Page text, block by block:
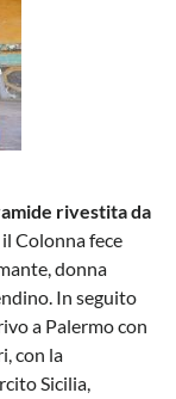
rivestita da
Colonna fece
donna
In seguito
a Palermo con
con la
Sicilia,